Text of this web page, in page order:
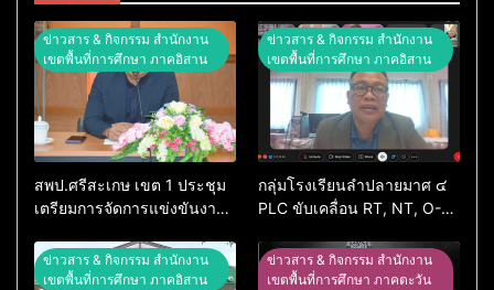
ข่าวสาร & กิจกรรม สำนักงาน
เขตพื้นที่การศึกษา ภาคอิสาน
สพป.ศรีสะเกษ เขต 1 ประชุม
เตรียมการจัดการแข่งขันงาน
74 ปีการศึกษา 2569
ข่าวสาร & กิจกรรม สำนักงาน
เขตพื้นที่การศึกษา ภาคอิสาน
กลุ่มโรงเรียนลำปลายมาศ ๔
PLC ขับเคลื่อน RT, NT, O-
ข่าวสาร & กิจกรรม สำนักงาน
เขตพื้นที่การศึกษา ภาคอิสาน
ข่าวสาร & กิจกรรม สำนักงาน
เขตพื้นที่การศึกษา ภาคตะวัน